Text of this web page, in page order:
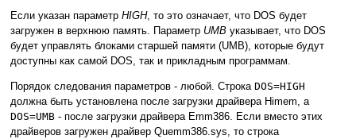
Если указан параметр HIGH, то это означает, что DOS будет
загружен в верхнюю память. Параметр UMB указывает, что DOS
будет управлять блоками старшей памяти (UMB), которые будут
доступны как самой DOS, так и прикладным программам.
Порядок следования параметров - любой. Строка DOS=HIGH
должна быть установлена после загрузки драйвера Himem, а
DOS=UMB - после загрузки драйвера Emm386. Если вместо этих
драйверов загружен драйвер Quemm386.sys, то строка